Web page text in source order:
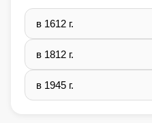
в 1612 г.
в 1812 г.
в 1945 г.